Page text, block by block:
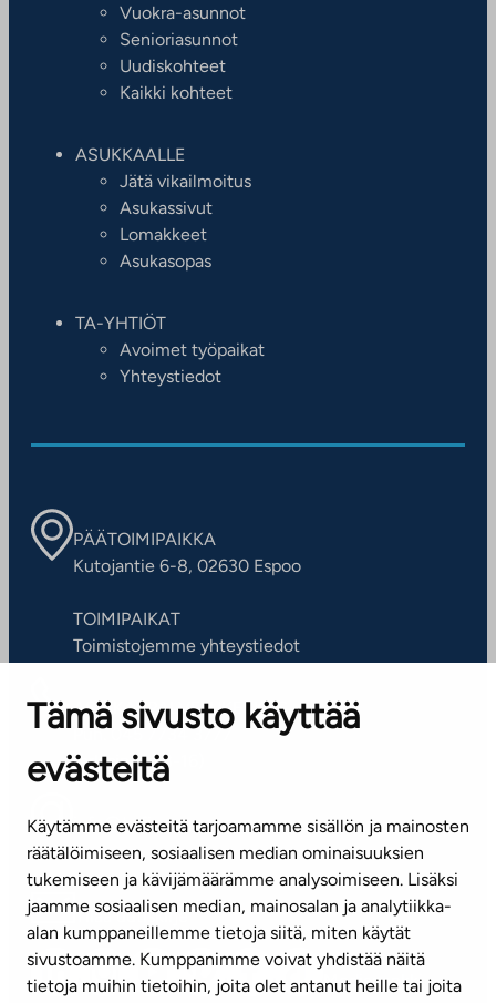
Tämä sivusto käyttää
evästeitä
Käytämme evästeitä tarjoamamme sisällön ja mainosten
räätälöimiseen, sosiaalisen median ominaisuuksien
tukemiseen ja kävijämäärämme analysoimiseen. Lisäksi
jaamme sosiaalisen median, mainosalan ja analytiikka-
alan kumppaneillemme tietoja siitä, miten käytät
sivustoamme. Kumppanimme voivat yhdistää näitä
tietoja muihin tietoihin, joita olet antanut heille tai joita
Vuokra-asunnot
Senioriasunnot
Uudiskohteet
Kaikki kohteet
ASUKKAALLE
Jätä vikailmoitus
Asukassivut
Lomakkeet
Asukasopas
TA-YHTIÖT
Avoimet työpaikat
Yhteystiedot
PÄÄTOIMIPAIKKA
Kutojantie 6-8, 02630 Espoo
TOIMIPAIKAT
Toimistojemme yhteystiedot
ASIAKASPALVELUKESKUS
Puh. 045 7734 3777
(arkisin klo 8-16)
info@ta.fi
Tilaa uutiskirje
Mediapankki